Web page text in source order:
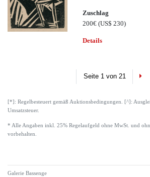
Zuschlag
200€(US$ 230)
Details
Seite 1 von 21
[*]: Regelbesteuert gemäß Auktionsbedingungen. [^]:
Umsatzsteuer.
* Alle Angaben inkl. 25% Regelaufgeld ohne MwSt. und
vorbehalten.
Galerie Bassenge